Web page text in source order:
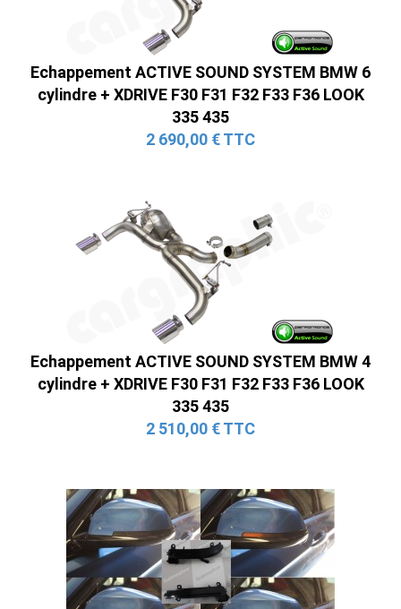
Echappement ACTIVE SOUND SYSTEM BMW 6
cylindre + XDRIVE F30 F31 F32 F33 F36 LOOK
335 435
2 690,00 € TTC
Echappement ACTIVE SOUND SYSTEM BMW 4
cylindre + XDRIVE F30 F31 F32 F33 F36 LOOK
335 435
2 510,00 € TTC